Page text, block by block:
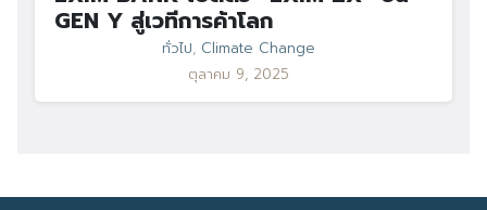
GEN Y สู่เวทีการค้าโลก
ทั่วไป, Climate Change
ตุลาคม 9, 2025